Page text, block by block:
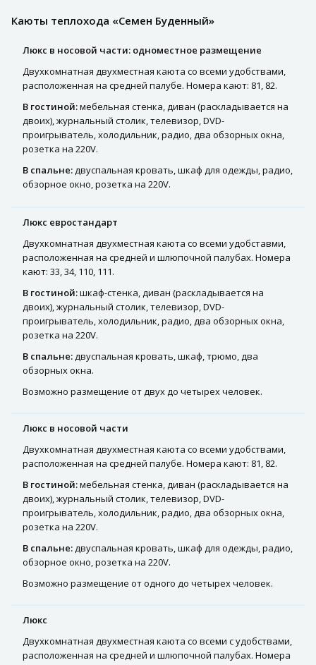
Каюты теплохода «Семен Буденный»
Люкс в носовой части: одноместное размещение
Двухкомнатная двухместная каюта со всеми удобствами,
расположенная на средней палубе. Номера кают: 81, 82.
В гостиной:мебельная стенка, диван (раскладывается на
двоих), журнальный столик, телевизор, DVD-
проигрыватель, холодильник, радио, два обзорных окна,
розетка на 220V.
В спальне:двуспальная кровать, шкаф для одежды, радио,
обзорное окно, розетка на 220V.
Люкс евростандарт
Двухкомнатная двухместная каюта со всеми удобставми,
расположенная на средней и шлюпочной палубах. Номера
кают: 33, 34, 110, 111.
В гостиной:шкаф-стенка, диван (раскладывается на
двоих), журнальный столик, телевизор, DVD-
проигрыватель, холодильник, радио, два обзорных окна,
розетка на 220V.
В спальне:двуспальная кровать, шкаф, трюмо, два
обзорных окна.
Возможно размещение от двух до четырех человек.
Люкс в носовой части
Двухкомнатная двухместная каюта со всеми удобствами,
расположенная на средней палубе. Номера кают: 81, 82.
В гостиной:мебельная стенка, диван (раскладывается на
двоих), журнальный столик, телевизор, DVD-
проигрыватель, холодильник, радио, два обзорных окна,
розетка на 220V.
В спальне:двуспальная кровать, шкаф для одежды, радио,
обзорное окно, розетка на 220V.
Возможно размещение от одного до четырех человек.
Люкс
Двухкомнатная двухместная каюта со всеми с удобствами,
расположенная на средней и шлюпочной палубах. Номера